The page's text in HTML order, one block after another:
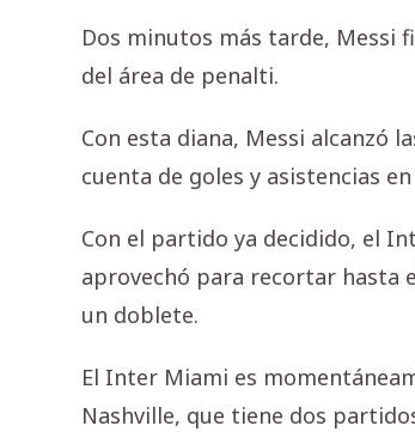
Dos minutos más tarde, Messi
del área de penalti.
Con esta diana, Messi alcanzó
cuenta de goles y asistencias
Con el partido ya decidido, el
aprovechó para recortar hasta
un doblete.
El Inter Miami es
Nashville, que tiene dos